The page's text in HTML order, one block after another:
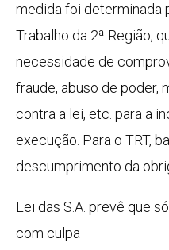
medida foi determinada
Trabalho da 2ª Região,
necessidade de
fraude, abuso de poder,
contra a lei, etc. para a
execução. Para o TRT,
descumprimento da
Lei das S.A. prevê que
com culpa